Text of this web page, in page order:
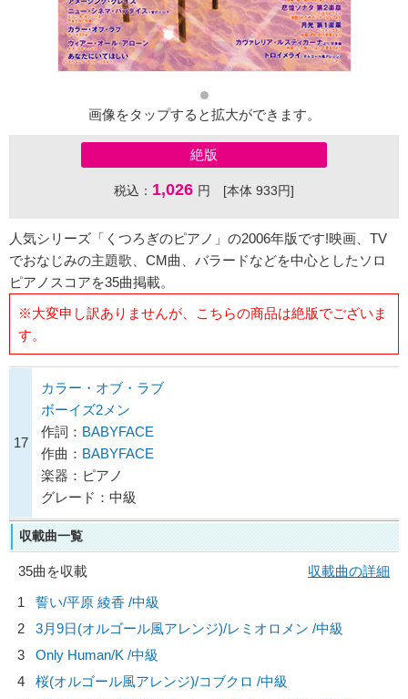
画像をタップすると拡大ができます。
絶版
税込： 1,026 円 [本体 933円]
人気シリーズ「くつろぎのピアノ」の2006年版です!映画、TV
でおなじみの主題歌、CM曲、バラードなどを中心としたソロ
ピアノスコアを35曲掲載。
※大変申し訳ありませんが、こちらの商品は絶版でございま
す。
17
カラー・オブ・ラブ
ボーイズ2メン
作詞： BABYFACE
作曲： BABYFACE
楽器：ピアノ
グレード：中級
収載曲一覧
35曲を収載
収載曲の詳細
1
誓い/平原 綾香 /中級
2
3月9日(オルゴール風アレンジ)/レミオロメン /中級
3
Only Human/K /中級
4
桜(オルゴール風アレンジ)/コブクロ /中級